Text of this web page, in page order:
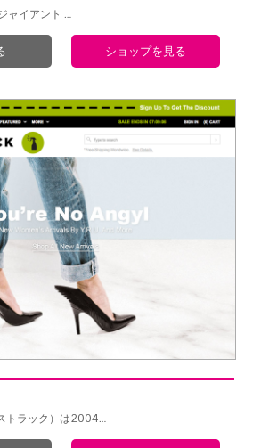
ャイアント …
ショップを見る
トラック）は2004…